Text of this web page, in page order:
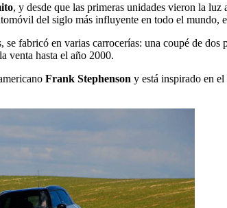
, y desde que las primeras unidades vieron la luz
del siglo más influyente en todo el mundo,
se fabricó en varias carrocerías: una coupé de
venta hasta el año 2000.
Frank Stephenson y está inspirado en